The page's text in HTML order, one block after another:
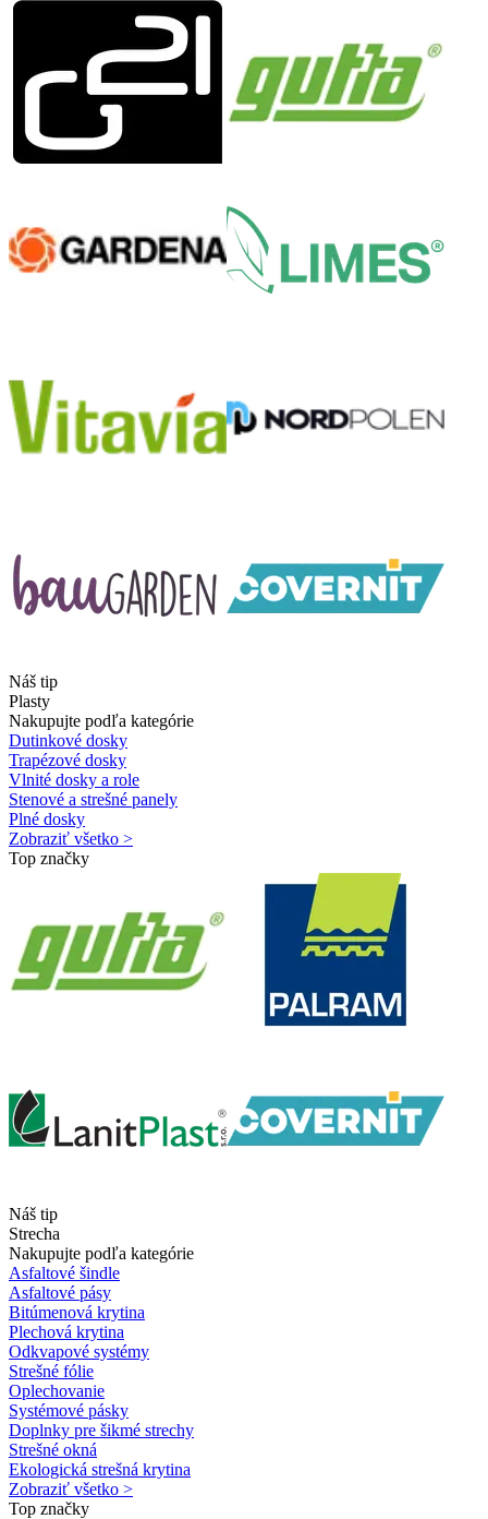
Náš tip
Plasty
Nakupujte podľa kategórie
Dutinkové dosky
Trapézové dosky
Vlnité dosky a role
Stenové a strešné panely
Plné dosky
Zobraziť všetko >
Top značky
Náš tip
Strecha
Nakupujte podľa kategórie
Asfaltové šindle
Asfaltové pásy
Bitúmenová krytina
Plechová krytina
Odkvapové systémy
Strešné fólie
Oplechovanie
Systémové pásky
Doplnky pre šikmé strechy
Strešné okná
Ekologická strešná krytina
Zobraziť všetko >
Top značky